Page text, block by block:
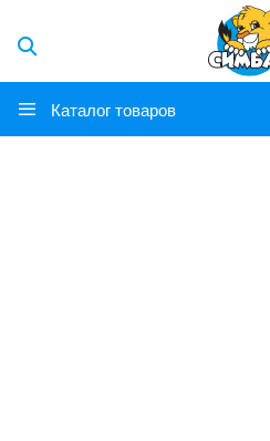
Каталог товаров